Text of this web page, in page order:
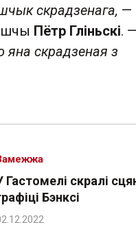
скрадзенага, —
Пётр Гліньскі. —
яна скрадзеная з
Гастомелі скралі
Бэнксі